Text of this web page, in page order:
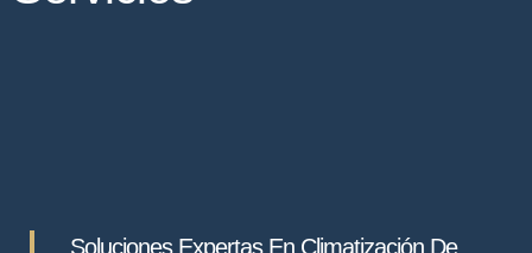
Soluciones Expertas En Climatización De